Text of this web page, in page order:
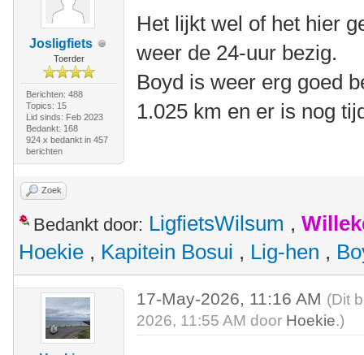
Josligfiets
Toerder
Berichten: 488
Topics: 15
Lid sinds: Feb 2023
Bedankt: 168
924 x bedankt in 457
berichten
Het lijkt wel of het hier
weer de 24-uur bezig.
Boyd is weer erg goed
1.025 km en er is nog
Zoek
Bedankt door: LigfietsWilsum ,
Hoekie , Kapitein Bosui , Lig-hen ,
17-May-2026, 11:16 AM (Dit
2026, 11:55 AM door Hoekie.)